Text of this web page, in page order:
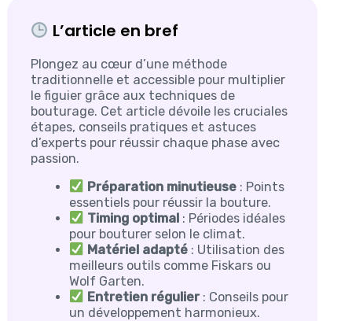
L’article en bref
Plongez au cœur d’une méthode
traditionnelle et accessible pour multiplier
le figuier grâce aux techniques de
bouturage. Cet article dévoile les cruciales
étapes, conseils pratiques et astuces
d’experts pour réussir chaque phase avec
passion.
Préparation minutieuse: Points
essentiels pour réussir la bouture.
Timing optimal: Périodes idéales
pour bouturer selon le climat.
Matériel adapté: Utilisation des
meilleurs outils comme Fiskars ou
Wolf Garten.
Entretien régulier: Conseils pour
un développement harmonieux.